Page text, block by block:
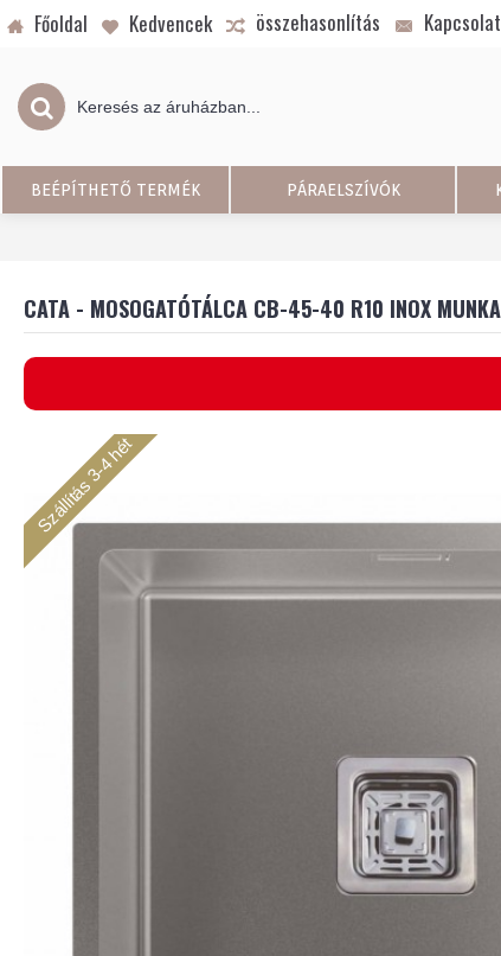
Főoldal Kedvencek összehasonlítás Kapcsolat
BEÉPÍTHETŐ TERMÉK PÁRAELSZÍVÓK
CATA - MOSOGATÓTÁLCA CB-45-40 R10 INOX
Szállítás 3-4 hét